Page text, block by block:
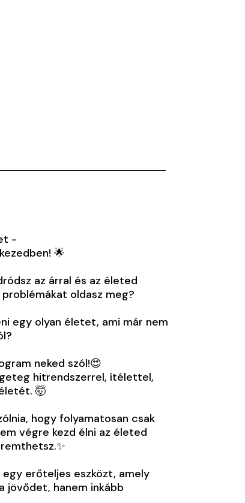
-
🌟
az árral és az életed
oldasz meg?
egy olyan életet, ami már nem
neked szól!😍
hitrendszerrel, ítélettel,
🤯
hogy folyamatosan csak
végre kezd élni az életed
erőteljes eszközt, amely
jövődet, hanem inkább